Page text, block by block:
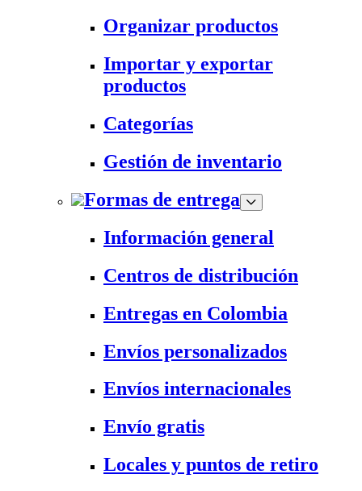
Organizar productos
Importar y exportar
productos
Categorías
Gestión de inventario
Formas de entrega
Información general
Centros de distribución
Entregas en Colombia
Envíos personalizados
Envíos internacionales
Envío gratis
Locales y puntos de retiro